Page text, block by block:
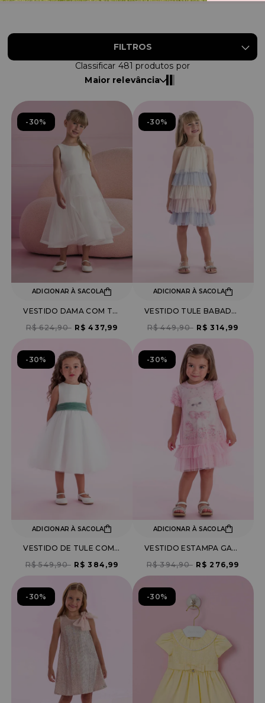
Classificar 481 produtos por
Maior relevância
FILTROS
30%
ADICIONAR À SACOLA
VESTIDO DAMA COM TULE
R$ 624,90 R$ 437,99
30%
ADICIONAR À SACOLA
VESTIDO TULE BABADOS E BRILHO
R$ 449,90 R$ 314,99
30%
ADICIONAR À SACOLA
VESTIDO DE TULE COM LAÇO AMARRAÇÃO NA CINTURA
R$ 549,90 R$ 384,99
30%
ADICIONAR À SACOLA
VESTIDO ESTAMPA GATINHO COM SOBREPOSIÇÃO DE TULE
R$ 394,90 R$ 276,99
30% 30%